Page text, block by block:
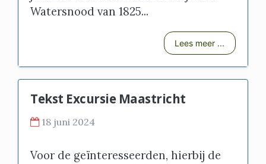
Watersnood van 1825...
Lees meer ...
Tekst Excursie Maastricht
18 juni 2024
Voor de geïnteresseerden, hierbij de